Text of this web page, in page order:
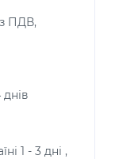
ПДВ,
1 - 3 дні ,